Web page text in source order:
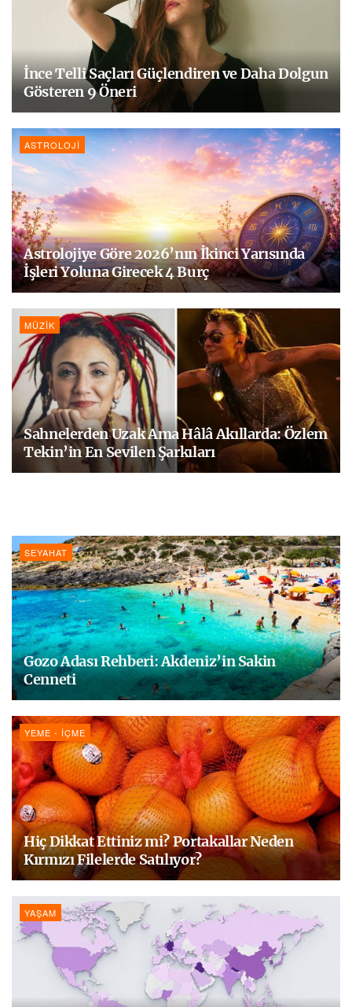
İnce Telli Saçları Güçlendiren ve Daha Dolgun
Gösteren 9 Öneri
ASTROLOJI
Astrolojiye Göre 2026’nın İkinci Yarısında
İşleri Yoluna Girecek 4 Burç
MÜZIK
Sahnelerden Uzak Ama Hâlâ Akıllarda: Özlem
Tekin’in En Sevilen Şarkıları
SEYAHAT
Gozo Adası Rehberi: Akdeniz’in Sakin
Cenneti
YEME - İÇME
Hiç Dikkat Ettiniz mi? Portakallar Neden
Kırmızı Filelerde Satılıyor?
YAŞAM